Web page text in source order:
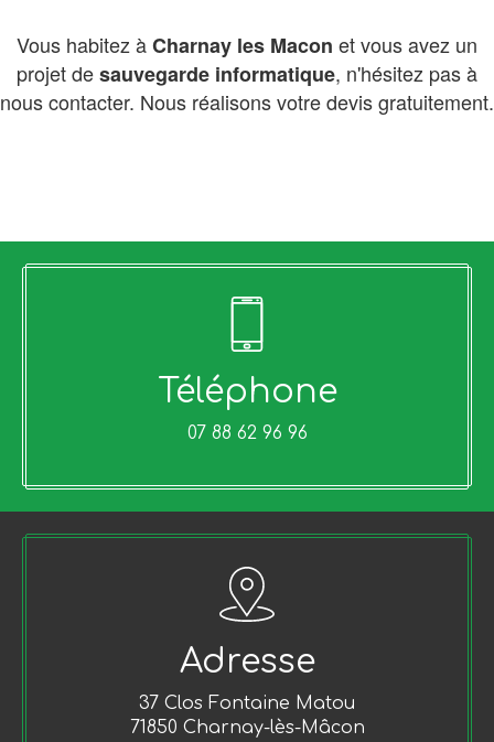
Vous habitez àCharnay les Macon et vous avez un
projet desauvegarde informatique, n'hésitez pas à
nous contacter. Nous réalisons votre devis gratuitement.
Téléphone
07 88 62 96 96
Adresse
37 Clos Fontaine Matou
71850 Charnay-lès-Mâcon